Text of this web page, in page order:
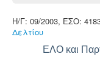
Η/Γ: 09/2003, ΕΣΟ:
Δελτίου
ΕΛΟ και